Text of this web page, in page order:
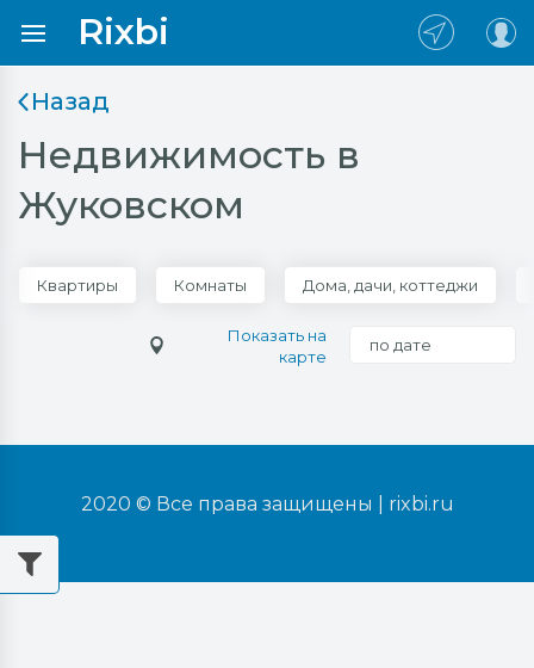
Rixbi
Назад
Недвижимость в
Жуковском
Квартиры Комнаты Дома, дачи, коттеджи
Показать на
карте
по дате
2020 © Все права защищены | rixbi.ru